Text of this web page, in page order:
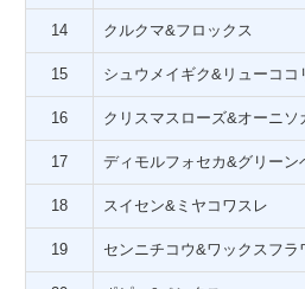
14 クルクマ&フロックス
15 シュウメイギク&リューココ
16 クリスマスローズ&オーニソ
17 ディモルフォセカ&グリーン
18 スイセン&ミヤコワスレ
19 センニチコウ&ワックスフラ